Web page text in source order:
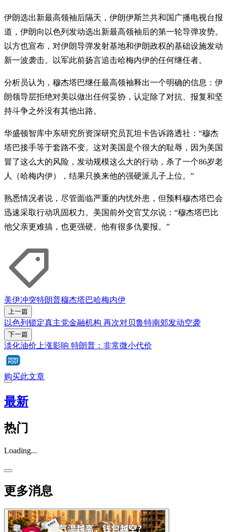
伊朗选出新最高领袖后隔天，伊朗伊斯兰共和国广播电视台报
道，伊朗向以色列发动选出新最高领袖后的第一轮导弹攻势。
以方也宣布，对伊朗导弹发射基地和伊朗政权的基础设施发动
新一波袭击。以军此前扬言追击哈梅内伊的任何继任者。
分析员认为，穆杰塔巴继任最高领袖释出一个明确的信息：伊
朗领导层拒绝对美以做出任何妥协，认定除了对抗、报复和坚
持斗争之外没有其他出路。
华盛顿智库中东研究所资深研究员瓦坦卡告诉路透社：“穆杰
塔巴接手等于套路不变。这对美国是个很大的耻辱，因为美国
冒了这么大的风险，发动规模这么大的行动，杀了一个86岁老
人（哈梅内伊），结果只换来他的强硬派儿子上位。”
熟悉情况者说，尽管面临严重的内忧外患，但预料穆杰塔巴会
迅速采取行动巩固权力。美国前外交官艾尔说：“穆杰塔巴比
他父亲更难搞，也更强硬。他有很多仇要报。”
美伊冲突特朗普穆杰塔巴哈梅内伊
上一篇
以色列锁定真主党金融机构 再次对贝鲁特南郊发动空袭
下一篇
淡化油价上涨影响 特朗普：非常微小代价
购买此文章
最新
热门
Loading...
更多消息